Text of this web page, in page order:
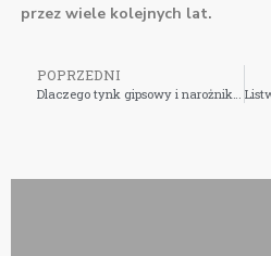
przez wiele kolejnych lat.
POPRZEDNI